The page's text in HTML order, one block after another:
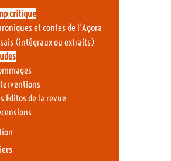
critique
et contes de l’Agora
(intégraux ou extraits)
Editos de la revue